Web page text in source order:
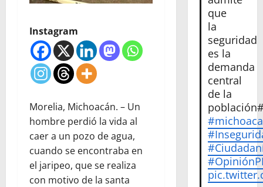
Instagram
Morelia, Michoacán. – Un
hombre perdió la vida al
caer a un pozo de agua,
cuando se encontraba en
el jaripeo, que se realiza
con motivo de la santa
que
la
seguridad
es la
demanda
central
de la